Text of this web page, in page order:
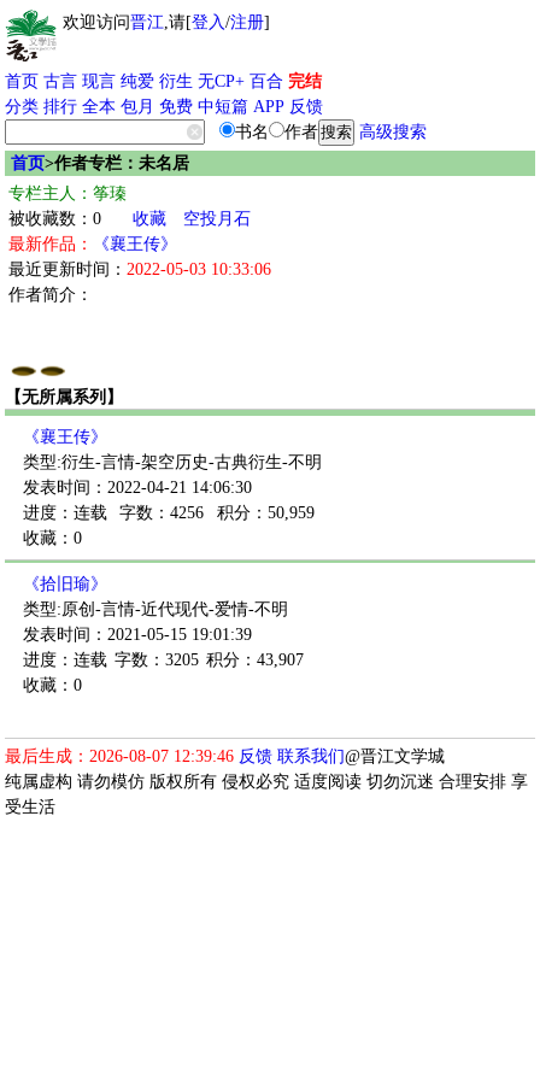
欢迎访问晋江,请[登入/注册]
首页 古言 现言 纯爱 衍生 无CP+ 百合 完结
分类 排行 全本 包月 免费 中短篇 APP 反馈
书名
作者
高级搜索
首页>作者专栏：未名居
专栏主人：筝瑧
被收藏数：0
收藏
空投月石
最新作品：
《襄王传》
最近更新时间： 2022-05-03 10:33:06
作者简介：
【无所属系列】
《襄王传》
类型:衍生-言情-架空历史-古典衍生-不明
发表时间：2022-04-21 14:06:30
进度：连载
字数：4256
积分：50,959
收藏：0
《拾旧瑜》
类型:原创-言情-近代现代-爱情-不明
发表时间：2021-05-15 19:01:39
进度：连载 字数：3205 积分：43,907
收藏：0
最后生成：2026-08-07 12:39:46 反馈 联系我们@晋江文学城
纯属虚构 请勿模仿 版权所有 侵权必究 适度阅读 切勿沉迷 合理安排 享
受生活